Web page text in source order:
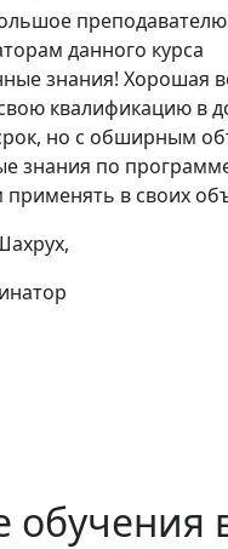
преподавателю
данного курса
знания! Хорошая
квалификацию в
но с обширным
знания по
в своих
обучения